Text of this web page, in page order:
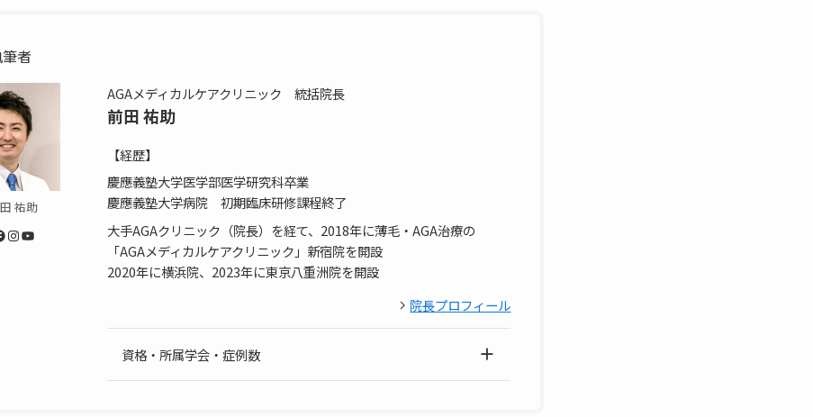
者
祐助
InstagramYouTube
AGAメディカルケアクリニック 統括院長
前田 祐助
【経歴】
慶應義塾大学医学部医学研究科卒業
慶應義塾大学病院 初期臨床研修課程終了
大手AGAクリニック（院長）を経て、2018年に薄毛・AGA治療の
「AGAメディカルケアクリニック」新宿院を開設
2020年に横浜院、2023年に東京八重洲院を開設
院長プロフィール
資格・所属学会・症例数